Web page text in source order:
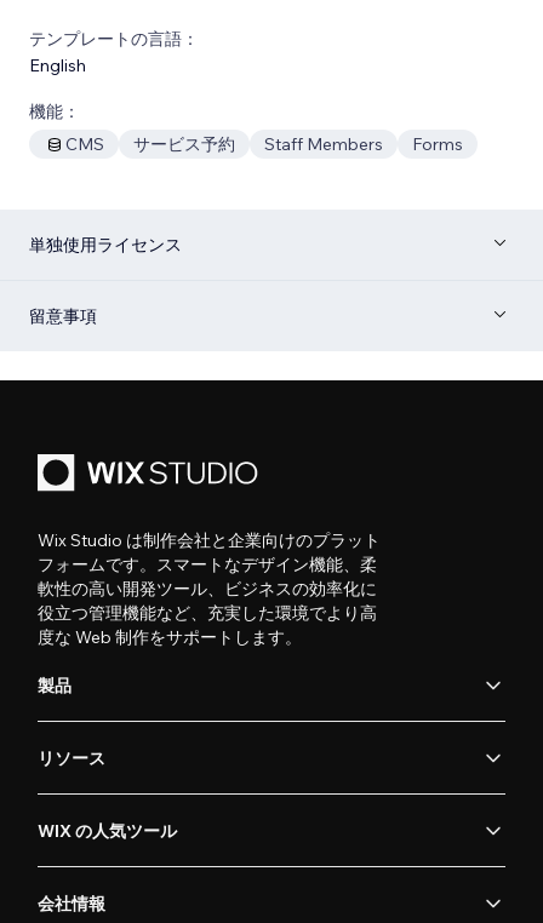
テンプレートの言語：
English
機能：
CMS
サービス予約 Staff Members Forms
単独使用ライセンス
留意事項
Wix Studio は制作会社と企業向けのプラット
フォームです。スマートなデザイン機能、柔
軟性の高い開発ツール、ビジネスの効率化に
役立つ管理機能など、充実した環境でより高
度な Web 制作をサポートします。
製品
リソース
WIX の人気ツール
会社情報